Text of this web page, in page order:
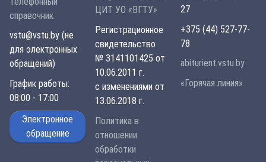
справочник
vstu@vstu.by (не
для электронных
обращений)
График работы:
08:00 - 17:00
Электронное
обращение
ЦИТ УО «ВГТУ»
Регистрационное
свидетельство
№ 3141101425 от
10.06.2011 г.
с изменениями от
13.06.2018 г.
Политика в
отношении
обработки
27
+375 (44) 527-77-
78
abiturient.vstu.by
«Горячая линия»